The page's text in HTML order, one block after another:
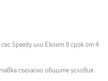
Speedy или Еконт в срок от 4
съгласно общите условия.